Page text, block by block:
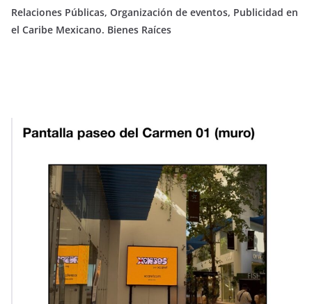
Relaciones Públicas, Organización de eventos, Publicidad en
el Caribe Mexicano. Bienes Raíces